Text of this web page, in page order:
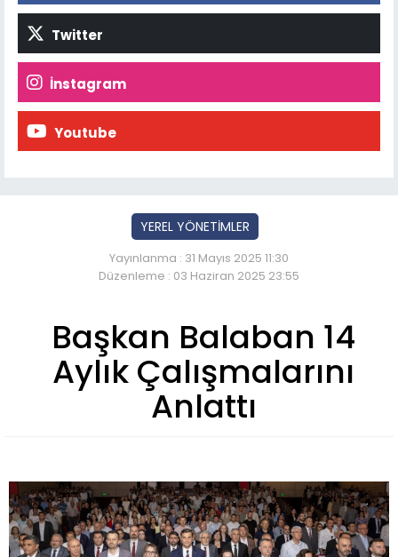
Twitter
İnstagram
Youtube
YEREL YÖNETİMLER
Yayınlanma : 31 Mayıs 2025 11:30
Düzenleme : 03 Haziran 2025 23:55
Başkan Balaban 14
Aylık Çalışmalarını
Anlattı